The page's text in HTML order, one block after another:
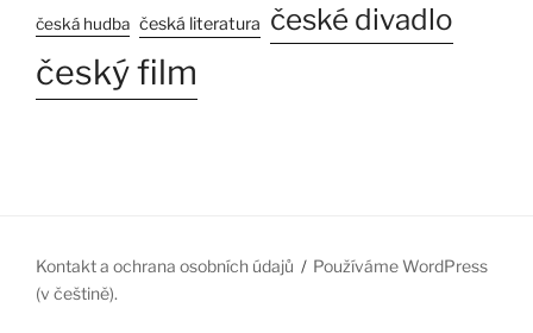
česká hudba česká literatura české divadlo
český film
Kontakt a ochrana osobních údajů
Používáme WordPress
(v češtině).